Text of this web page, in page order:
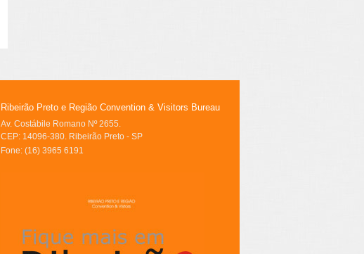
Ribeirão Preto e Região Convention & Visitors Bureau
Av. Costábile Romano Nº 2655.
CEP: 14096-380. Ribeirão Preto - SP
Fone: (16) 3965 6191